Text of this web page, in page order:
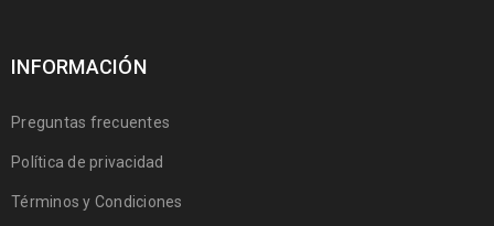
INFORMACIÓN
Preguntas frecuentes
Política de privacidad
Términos y Condiciones